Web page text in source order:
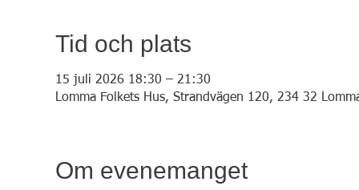
Tid och plats
15 juli 2026 18:30 – 21:30
Lomma Folkets Hus, Strandvägen 120, 234 32
Om evenemanget